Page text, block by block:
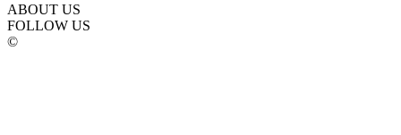
ABOUT US
FOLLOW US
©